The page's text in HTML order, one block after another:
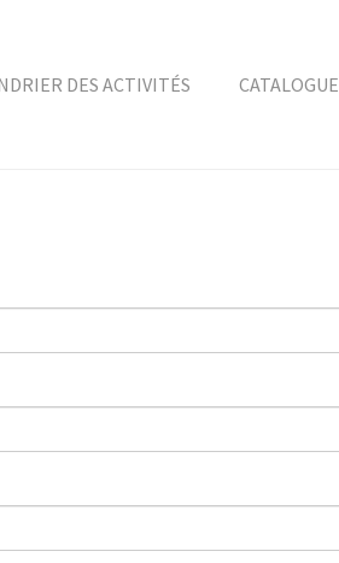
DES ACTIVITÉS CATALOGUE